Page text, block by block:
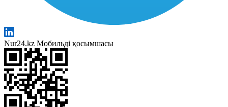
Nur24.kz Мобильді қосымшасы